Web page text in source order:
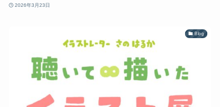
2026年3月23日
Blog